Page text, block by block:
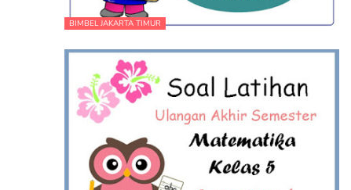
BIMBEL JAKARTA TIMUR